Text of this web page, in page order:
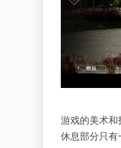
游戏的美术
休息部分只有